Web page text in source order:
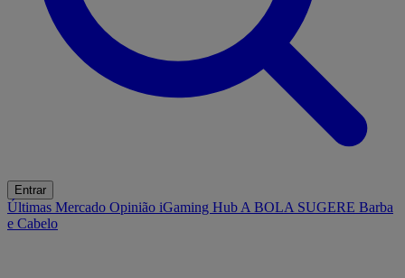
Entrar
Últimas Mercado Opinião iGaming Hub A BOLA SUGERE Barba
e Cabelo